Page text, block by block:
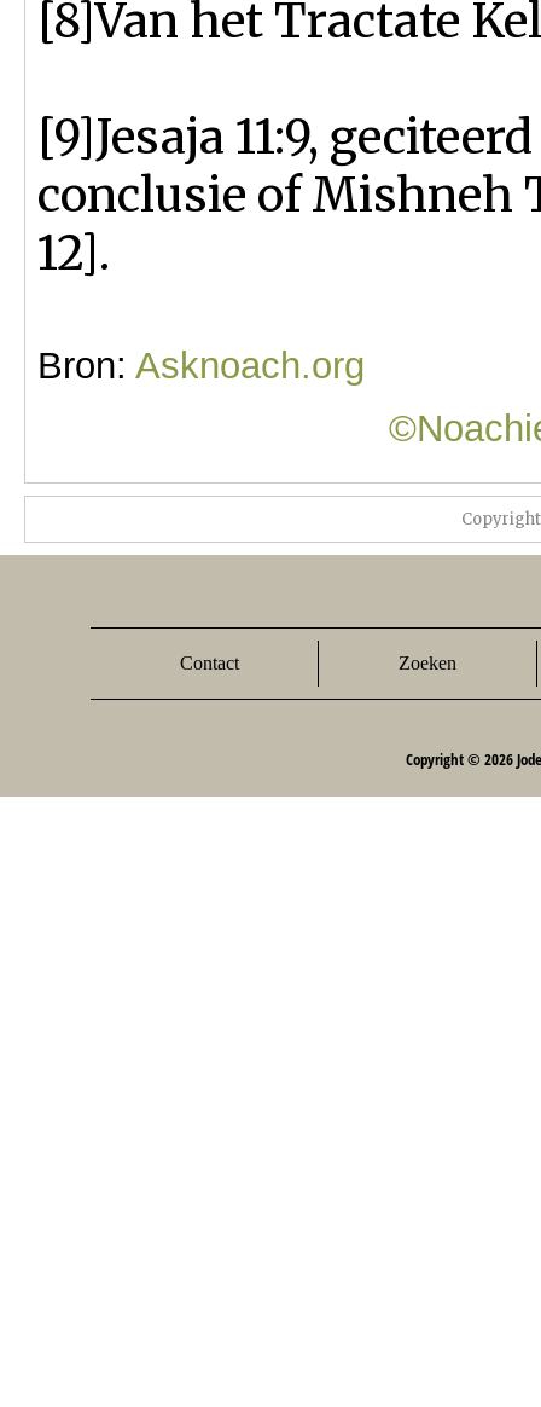
[8]Van het Tractate
[9]Jesaja 11:9,
conclusie of Mishneh
12].
Bron: Asknoach.org
Contact Zoeken
Copyright © 2026